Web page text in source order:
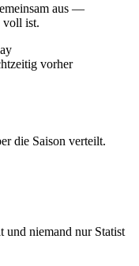
aus —
voll ist.
vorher
die Saison verteilt.
und niemand nur Statist